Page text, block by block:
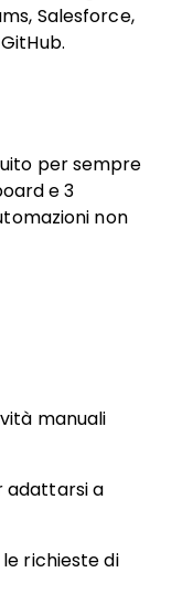
Salesforce,
per sempre
e 3
non
manuali
adattarsi a
richieste di